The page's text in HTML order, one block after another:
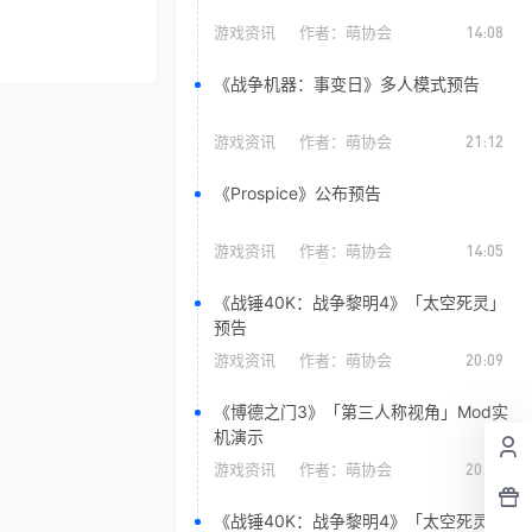
游戏资讯 作者： 萌协会 14:08
《战争机器：事变日》多人模式预告
游戏资讯 作者： 萌协会 21:12
《Prospice》公布预告
游戏资讯 作者： 萌协会 14:05
《战锤40K：战争黎明4》「太空死灵」
预告
游戏资讯 作者： 萌协会 20:09
《博德之门3》「第三人称视角」Mod实
机演示
游戏资讯 作者： 萌协会 20:00
《战锤40K：战争黎明4》「太空死灵」